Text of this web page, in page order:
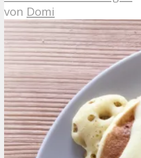
von Domi